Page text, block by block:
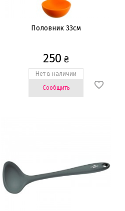
Половник 33cм
250 ₴
Нет в наличии
Сообщить